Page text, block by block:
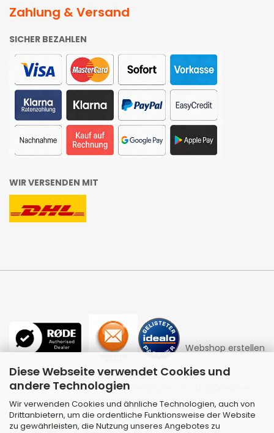
Diese Webseite verwendet Cookies und
andere Technologien
Wir verwenden Cookies und ähnliche Technologien, auch von
Drittanbietern, um die ordentliche Funktionsweise der Website
zu gewährleisten, die Nutzung unseres Angebotes zu
Zahlung & Versand
SICHER BEZAHLEN
WIR VERSENDEN MIT
Webshop erstellen
mit Gambio.de © 2026 | Template von